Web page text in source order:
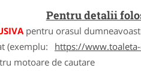
Pentru detalii
pentru orasul
(exemplu:
https://
motoare de cautare